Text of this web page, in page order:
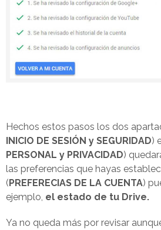
Hechos estos pasos los dos
INICIO DE SESIÓN y SEGURIDAD)
PERSONAL y PRIVACIDAD)
las preferencias que hayas
(PREFERECIAS DE LA CUENTA)
ejemplo, el estado de tu Drive.
Ya no queda más por revisar